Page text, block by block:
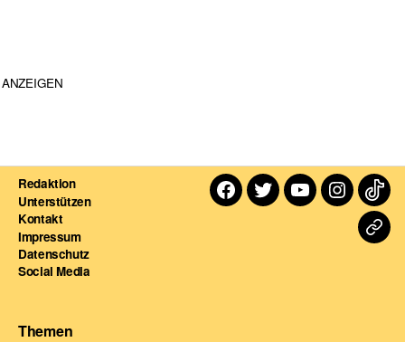
ANZEIGEN
Redaktion
Unterstützen
Kontakt
Impressum
Datenschutz
Social Media
Facebook
TwitterYoutube
Themen